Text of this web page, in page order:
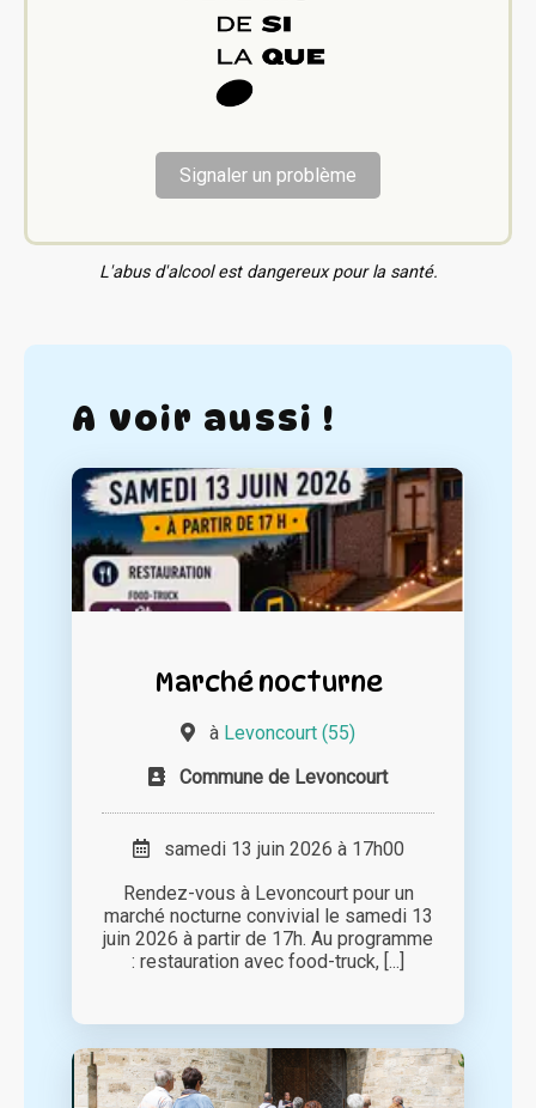
Signaler un problème
L'abus d'alcool est dangereux pour la santé.
A voir aussi !
Marché nocturne
à Levoncourt (55)
Commune de Levoncourt
samedi 13 juin 2026 à 17h00
Rendez-vous à Levoncourt pour un
marché nocturne convivial le samedi 13
juin 2026 à partir de 17h. Au programme
: restauration avec food-truck, [...]